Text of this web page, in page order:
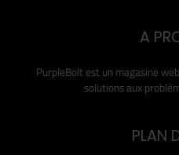
A
PurpleBolt est un magasine
solutions aux
PLAN